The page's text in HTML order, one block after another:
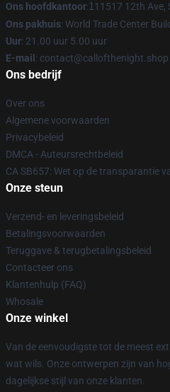
Ons hoofdkantoor:1 11517 12th Ave,
Ons pakhuis: World Trade Center
Uur: 21.00 uur 5.00 uur
E-mail : contact@callofthenight.shop
Ons bedrijf
Over ons
Algemene voorwaarden
Privacybeleid
DMCA - Auteursrechtbeleid
CA SB657: Wet op de transparantie
Onze steun
Verzend- en leveringsbeleid
Betalingsvoorwaarden
Teruggave & terugbetalingsbeleid
Contacteer ons
Klantenhulp (FAQ)
Whosale
Onze winkel
Van de eenvoudigste tot de meest
wat wils. Onze ontwerpen zijn van
dagelijkse stijl van onze klanten.